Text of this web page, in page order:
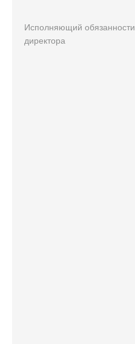
Исполняющий обязанности
директора